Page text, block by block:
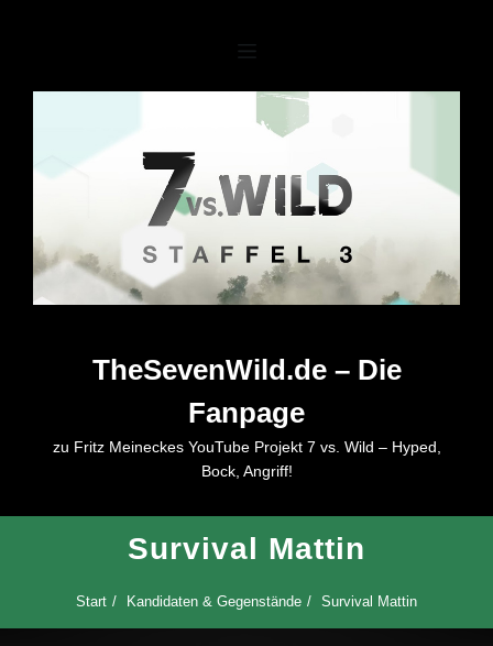
TheSevenWild.de – Die
Fanpage
zu Fritz Meineckes YouTube Projekt 7 vs. Wild – Hyped,
Bock, Angriff!
Survival Mattin
Start Kandidaten & Gegenstände Survival Mattin